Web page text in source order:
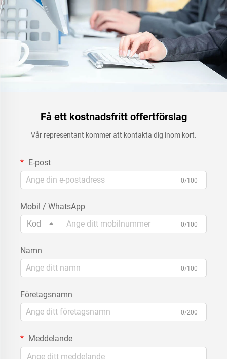
Få ett kostnadsfritt offertförslag
Vår representant kommer att kontakta dig inom kort.
E-post
0/100
Mobil / WhatsApp
Kod
0/100
Namn
0/100
Företagsnamn
0/200
Meddelande